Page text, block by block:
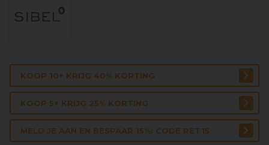
KOOP 10+ KRIJG 40% KORTING
KOOP 5+ KRIJG 25% KORTING
MELD JE AAN EN BESPAAR 15%: CODE RET15